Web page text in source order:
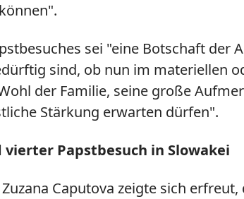
sei "eine Botschaft
sind, ob nun im materiellen
der Familie, seine große
Stärkung erwarten dürfen".
vierter Papstbesuch in Slowakei
Caputova zeigte sich